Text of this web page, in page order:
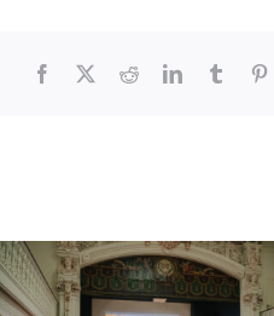
Facebook RedditLinkedInTumblr